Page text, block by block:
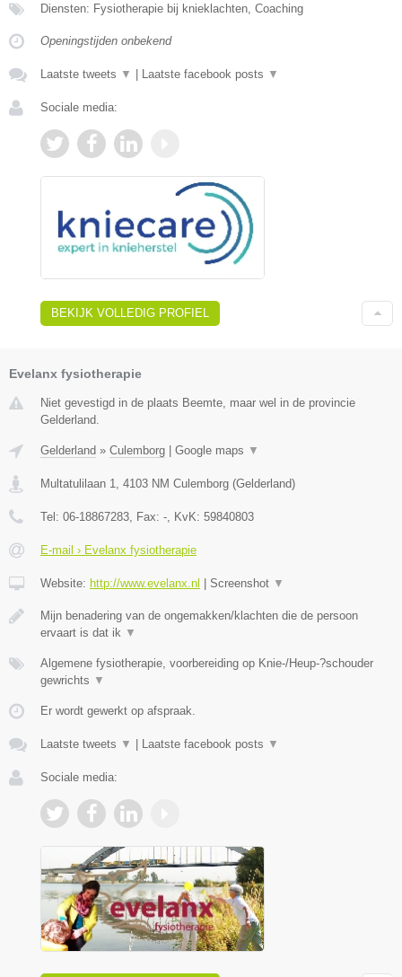
Diensten: Fysiotherapie bij knieklachten, Coaching
Openingstijden onbekend
Laatste tweets ▼ | Laatste facebook posts ▼
Sociale media:
BEKIJK VOLLEDIG PROFIEL
Evelanx fysiotherapie
Niet gevestigd in de plaats Beemte, maar wel in de provincie
Gelderland.
Gelderland » Culemborg | Google maps ▼
Multatulilaan 1 4103 NM Culemborg (Gelderland)
Tel: 06-18867283 , Fax: - , KvK: 59840803
E-mail › Evelanx fysiotherapie
Website: http://www.evelanx.nl | Screenshot ▼
Mijn benadering van de ongemakken/klachten die de persoon
ervaart is dat ik ▼
Algemene fysiotherapie, voorbereiding op Knie-/Heup-?schouder
gewrichts ▼
Er wordt gewerkt op afspraak.
Laatste tweets ▼ | Laatste facebook posts ▼
Sociale media: